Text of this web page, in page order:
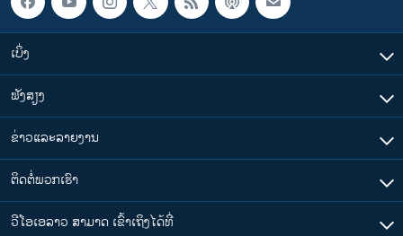
ເບິ່ງ
ຟັງສຽງ
ຂ່າວແລະລາຍງານ
ຕິດຕໍ່ພວກເຮົາ
ວີໂອເອລາວ ສາມາດ ເຂົ້າເຖິງໄດ້ທີ່